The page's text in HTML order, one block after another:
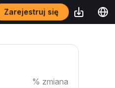
Zarejestruj się
% zmiana